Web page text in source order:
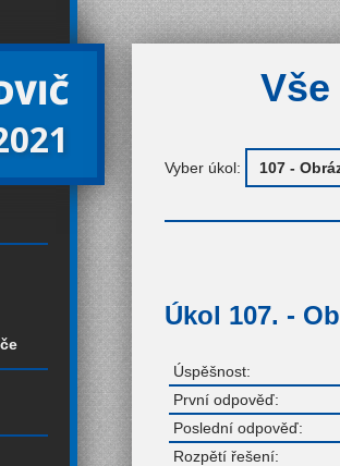
Vyber úkol:
Úkol 107. -
Úspěšnost:
První odpověď:
Poslední odpověď:
Rozpětí řešení: